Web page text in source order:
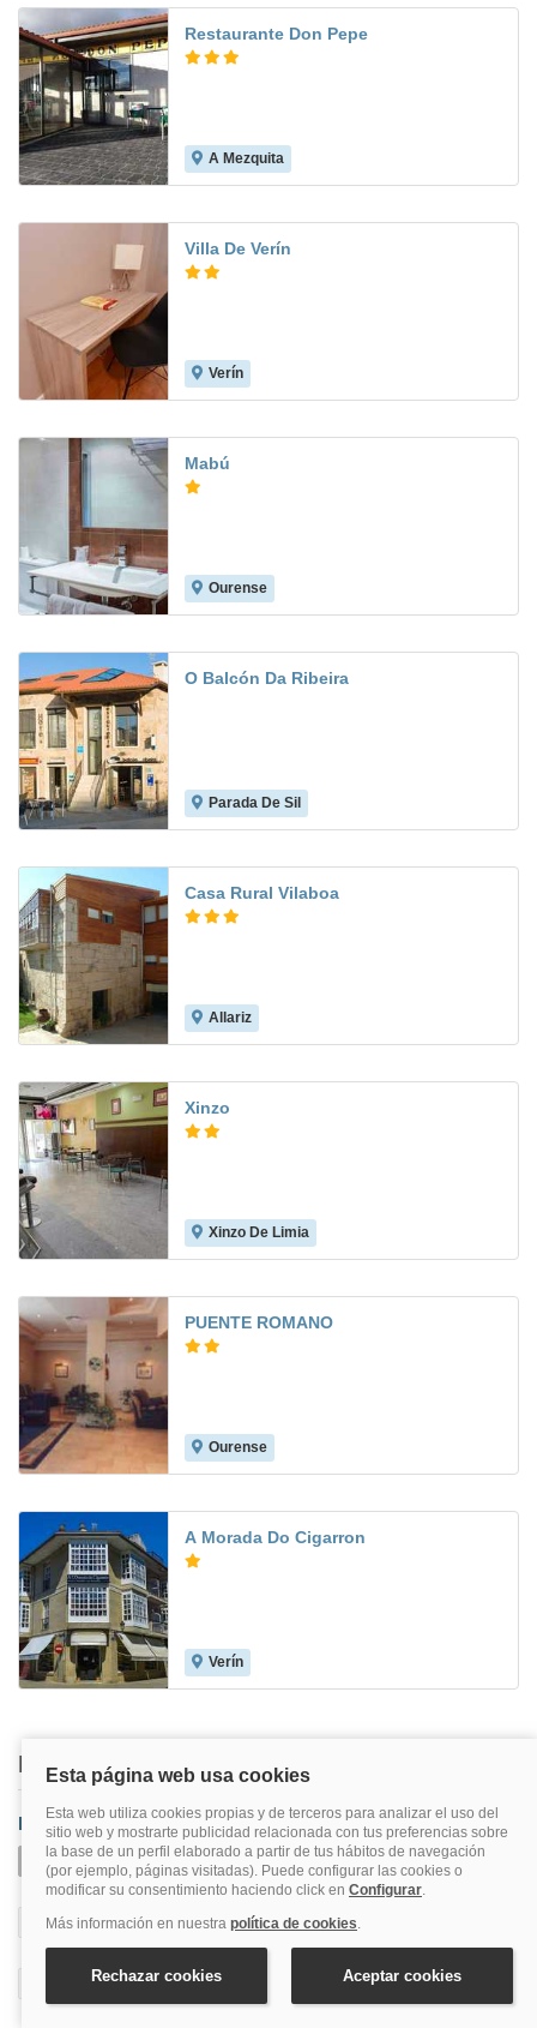
Restaurante Don Pepe
A Mezquita
Villa De Verín
Verín
Mabú
Ourense
O Balcón Da Ribeira
Parada De Sil
Casa Rural Vilaboa
Allariz
Xinzo
Xinzo De Limia
PUENTE ROMANO
Ourense
A Morada Do Cigarron
Verín
Buscar también en
Provincia
Ourense A Vilavella Allariz Arnoia Carballiño
Castro Caldelas Celanova
Estación De Montaña Manzaneda Lobios Maceda